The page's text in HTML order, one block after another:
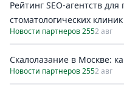
Рейтинг SEO-агентств
стоматологических клиник
Новости партнеров 2552 авг
Скалолазание в Москве:
Новости партнеров 2552 авг